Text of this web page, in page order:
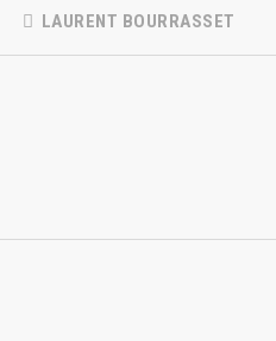
LAURENT BOURRASSET